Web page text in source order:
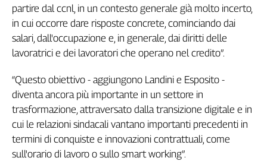
Speciali
G8
di
Genova,
sangue
della
ragione
120
anni
Cgil
Collettiva
partire dal ccnl, in un contesto generale già molto incerto,
in cui occorre dare risposte concrete, cominciando dai
salari, dall'occupazione e, in generale, dai diritti delle
lavoratrici e dei lavoratori che operano nel credito”.
“Questo obiettivo - aggiungono Landini e Esposito -
diventa ancora più importante in un settore in
trasformazione, attraversato dalla transizione digitale e in
cui le relazioni sindacali vantano importanti precedenti in
termini di conquiste e innovazioni contrattuali, come
sull'orario di lavoro o sullo smart working”.